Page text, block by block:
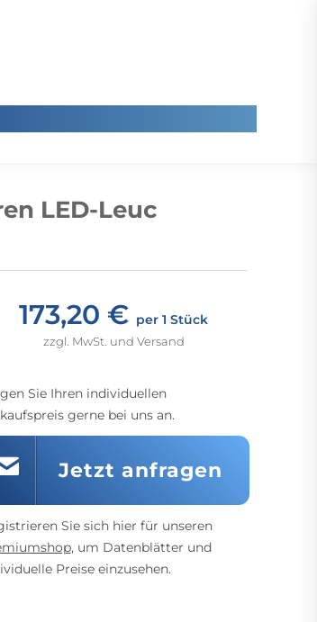
LED-Leuc
173,20 € per 1 Stück
zzgl. MwSt. und Versand
Sie Ihren individuellen
gerne bei uns an.
Jetzt anfragen
Sie sich hier für unseren
, um Datenblätter und
Preise einzusehen.